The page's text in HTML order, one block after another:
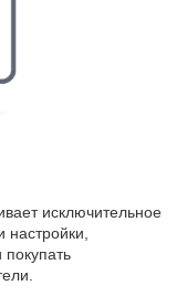
исключительное
настройки,